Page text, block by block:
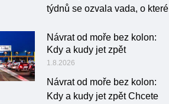
týdnů se ozvala vada, o které
Návrat od moře bez kolon:
Kdy a kudy jet zpět
1.8.2026
Návrat od moře bez kolon:
Kdy a kudy jet zpět Chcete